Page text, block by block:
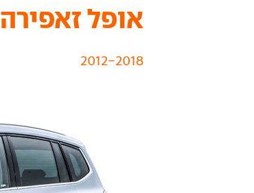
אופל זאפירה ‏ 2012-2018 יד שניה
2012-2018